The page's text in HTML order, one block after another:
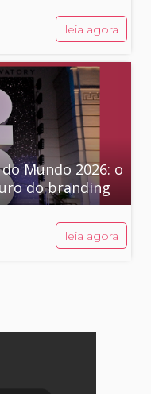
leia agora
Mundo 2026: o
do branding
leia agora